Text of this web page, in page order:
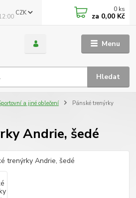
Menu
CZK
Hledat
0 ks
za 0,00 Kč
a jiné oblečení
Pánské trenýrky
Andrie, šedé